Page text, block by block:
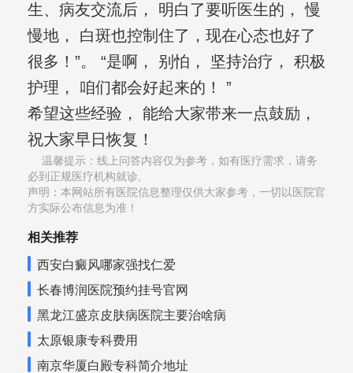
生、病友交流后， 明白了要听医生的， 慢
慢地， 白斑也控制住了，现在心态也好了
很多！”。 “是啊， 别怕， 坚持治疗， 积极
护理， 咱们都会好起来的！ ”
希望这些经验， 能给大家带来一点鼓励，
祝大家早日恢复！
温馨提示：线上问答内容仅为参考，如有医疗需求，请务
必到正规医疗机构就诊,
声明：本网站所有医院信息整理仅供大家参考，一切以医院官
方实际公布信息为准！
相关推荐
西安白癜风哪家强找仁爱
长春博润医院预约挂号官网
黑龙江盛京皮肤病医院主要治啥病
太原银康专科费用
南京华厦白殿专科简介地址